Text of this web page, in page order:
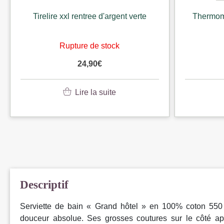
Tirelire xxl rentree d'argent verte
Rupture de stock
24,90€
Lire la suite
Descriptif
Serviette de bain « Grand hôtel » en 100% coton
douceur absolue. Ses grosses coutures sur le côté